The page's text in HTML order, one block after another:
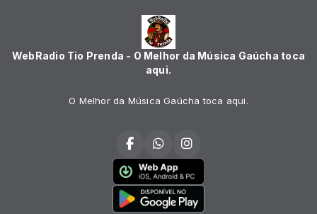
WebRadio Tio Prenda - O Melhor da Música Gaúcha toca
aqui.
O Melhor da Música Gaúcha toca aqui.